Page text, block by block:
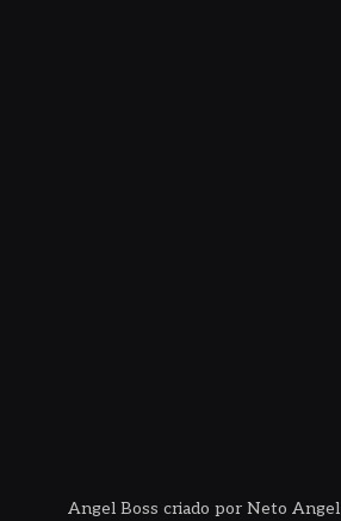
Angel Boss criado por Neto Angel